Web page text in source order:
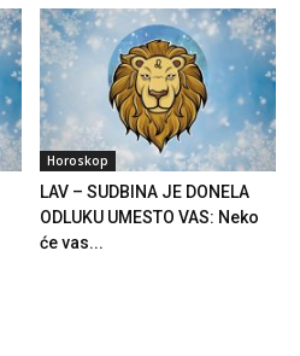
Horoskop
LAV – SUDBINA JE DONELA
ODLUKU UMESTO VAS: Neko
će vas...